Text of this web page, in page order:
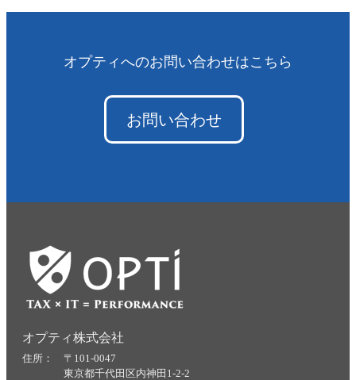
オプティへのお問い合わせはこちら
お問い合わせ
オプティ株式会社
住所： 〒101-0047
東京都千代田区内神田1-2-2